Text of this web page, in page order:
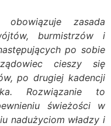
zasada
burmistrzów i
po sobie
cieszy się
po drugiej kadencji
Rozwiązanie to
świeżości w
nadużyciom władzy i